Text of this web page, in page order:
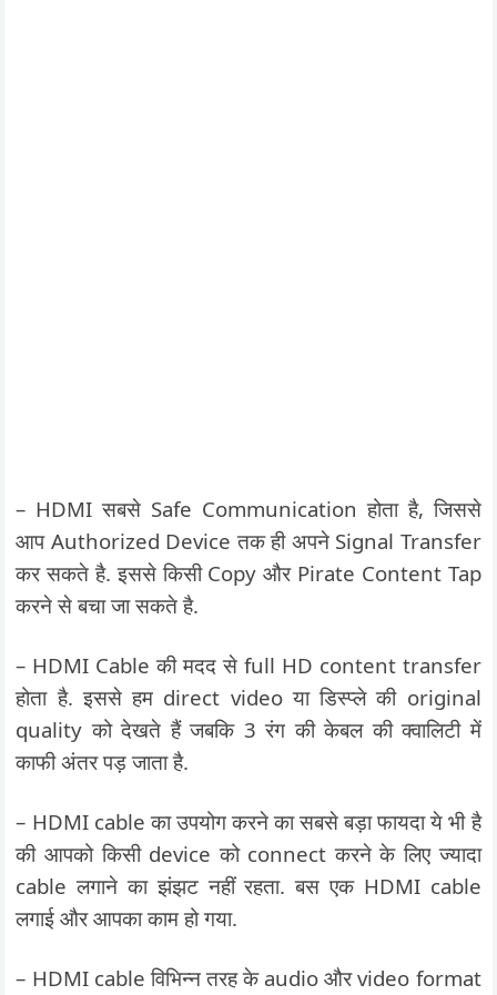
– HDMI सबसे Safe Communication होता है, जिससे
आप Authorized Device तक ही अपने Signal Transfer
कर सकते है. इससे किसी Copy और Pirate Content Tap
करने से बचा जा सकते है.
– HDMI Cable की मदद से full HD content transfer
होता है. इससे हम direct video या डिस्प्ले की original
quality को देखते हैं जबकि 3 रंग की केबल की क्वालिटी में
काफी अंतर पड़ जाता है.
– HDMI cable का उपयोग करने का सबसे बड़ा फायदा ये भी है
की आपको किसी device को connect करने के लिए ज्यादा
cable लगाने का झंझट नहीं रहता. बस एक HDMI cable
लगाई और आपका काम हो गया.
– HDMI cable विभिन्न तरह के audio और video format